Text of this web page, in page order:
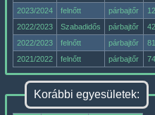
2023/2024
felnőtt párbajtőr
2022/2023
Szabadidős párbajtőr 42.
2022/2023
felnőtt párbajtőr 81.
2021/2022
felnőtt párbajtőr 74.
Korábbi egyesületek: